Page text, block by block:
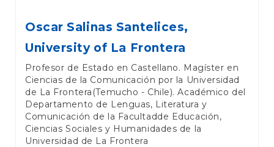
Oscar Salinas Santelices,
University of La Frontera
Profesor de Estado en Castellano. Magíster en
Ciencias de la Comunicación por la Universidad
de La Frontera(Temucho - Chile). Académico del
Departamento de Lenguas, Literatura y
Comunicación de la Facultadde Educación,
Ciencias Sociales y Humanidades de la
Universidad de La Frontera